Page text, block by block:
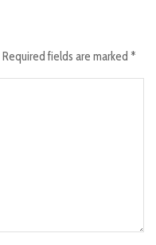
Required fields are marked *